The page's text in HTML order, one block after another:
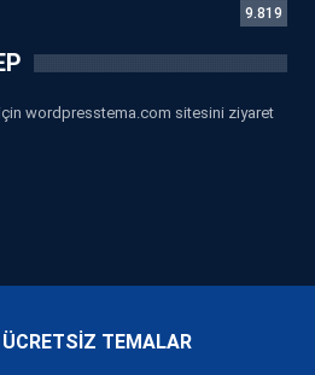
9.819
wordpresstema.com sitesini ziyaret
ÜCRETSİZ TEMALAR